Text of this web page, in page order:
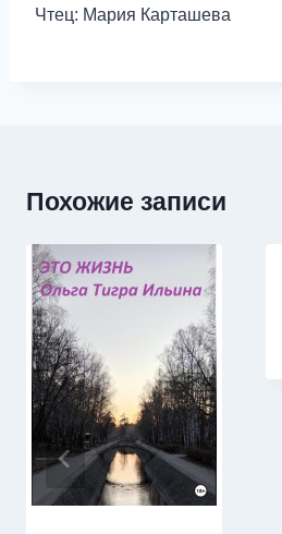
Чтец: Мария Карташева
Похожие записи